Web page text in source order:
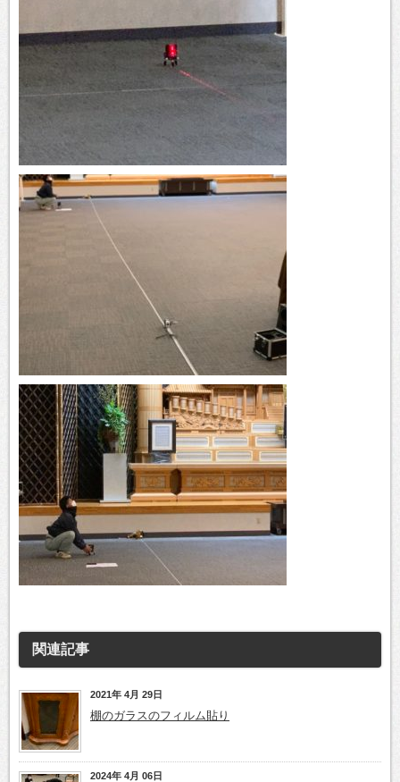
関連記事
2021年 4月 29日
棚のガラスのフィルム貼り
2024年 4月 06日